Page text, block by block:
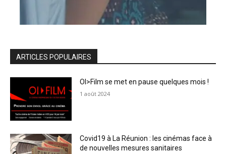
ARTICLES POPULAIRES
OI>Film se met en pause quelques mois !
1 août 2024
Covid19 à La Réunion : les cinémas face à
de nouvelles mesures sanitaires